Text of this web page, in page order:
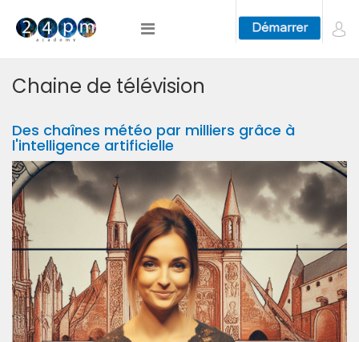
Chaine de télévision
Des chaînes météo par milliers grâce à
l'intelligence artificielle